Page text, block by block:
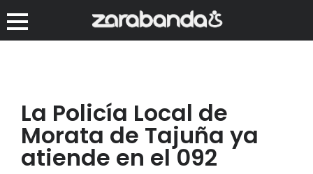
La Policía Local de
Morata de Tajuña ya
atiende en el 092